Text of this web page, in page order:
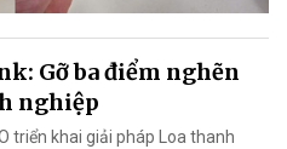
Gỡ ba điểm nghẽn
nghiệp
triển khai giải pháp Loa thanh